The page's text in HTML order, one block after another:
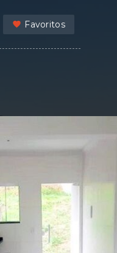
Favoritos